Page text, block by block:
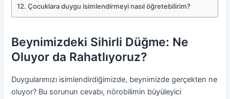
Çocuklara duygu isimlendirmeyi nasıl öğretebilirim?
Beynimizdeki Sihirli Düğme: Ne
Oluyor da Rahatlıyoruz?
Duygularımızı isimlendirdiğimizde, beynimizde gerçekten ne
oluyor? Bu sorunun cevabı, nörobilimin büyüleyici